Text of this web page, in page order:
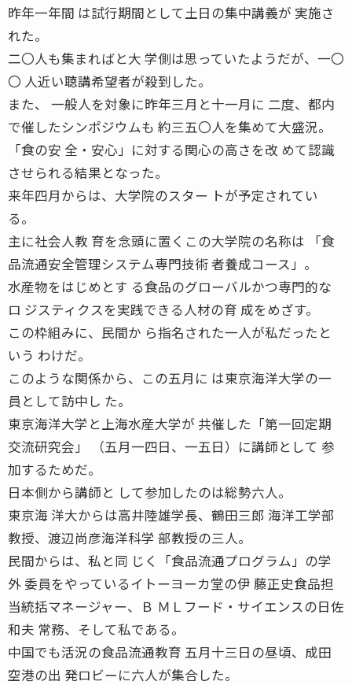
昨年一年間 は試行期間として土日の集中講義が 実施さ
れた。
二〇人も集まればと大 学側は思っていたようだが、一〇
〇 人近い聴講希望者が殺到した。
また、 一般人を対象に昨年三月と十一月に 二度、都内
で催したシンポジウムも 約三五〇人を集めて大盛況。
「食の安 全・安心」に対する関心の高さを改 めて認識
させられる結果となった。
来年四月からは、大学院のスター トが予定されてい
る。
主に社会人教 育を念頭に置くこの大学院の名称は 「食
品流通安全管理システム専門技術 者養成コース」。
水産物をはじめとす る食品のグローバルかつ専門的な
ロ ジスティクスを実践できる人材の育 成をめざす。
この枠組みに、民間か ら指名された一人が私だったと
いう わけだ。
このような関係から、この五月に は東京海洋大学の一
員として訪中し た。
東京海洋大学と上海水産大学が 共催した「第一回定期
交流研究会」 （五月一四日、一五日）に講師として 参
加するためだ。
日本側から講師と して参加したのは総勢六人。
東京海 洋大からは高井陸雄学長、鶴田三郎 海洋工学部
教授、渡辺尚彦海洋科学 部教授の三人。
民間からは、私と同 じく「食品流通プログラム」の学
外 委員をやっているイトーヨーカ堂の伊 藤正史食品担
当統括マネージャー、Ｂ ＭＬフード・サイエンスの日佐
和夫 常務、そして私である。
中国でも活況の食品流通教育 五月十三日の昼頃、成田
空港の出 発ロビーに六人が集合した。